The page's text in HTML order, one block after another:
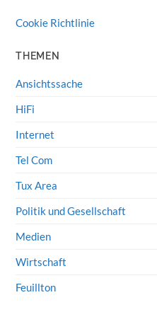
Cookie Richtlinie
THEMEN
Ansichtssache
HiFi
Internet
Tel Com
Tux Area
Politik und Gesellschaft
Medien
Wirtschaft
Feuillton